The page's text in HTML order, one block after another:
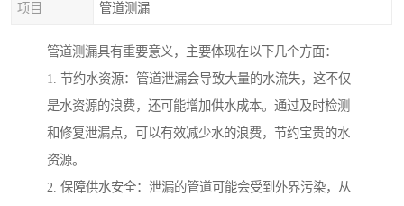
项目 管道测漏
管道测漏具有重要意义，主要体现在以下几个方面：
1. 节约水资源：管道泄漏会导致大量的水流失，这不仅
是水资源的浪费，还可能增加供水成本。通过及时检测
和修复泄漏点，可以有效减少水的浪费，节约宝贵的水
资源。
2. 保障供水安全：泄漏的管道可能会受到外界污染，从